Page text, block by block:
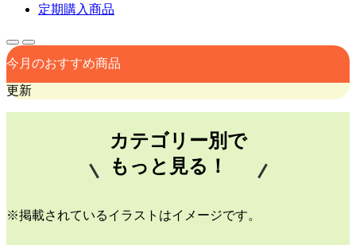
定期購入商品
今月のおすすめ商品
更新
カテゴリー別で
もっと見る！
※掲載されているイラストはイメージです。